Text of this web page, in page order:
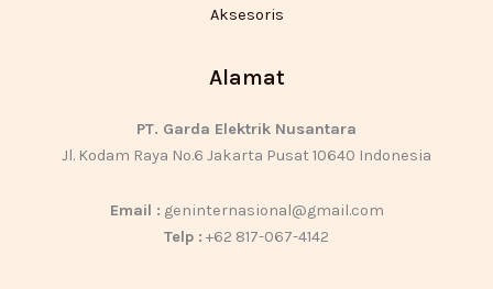
Aksesoris
Alamat
PT. Garda Elektrik Nusantara
Jl. Kodam Raya No.6 Jakarta Pusat 10640 Indonesia
Email : geninternasional@gmail.com
Telp : +62 817-067-4142